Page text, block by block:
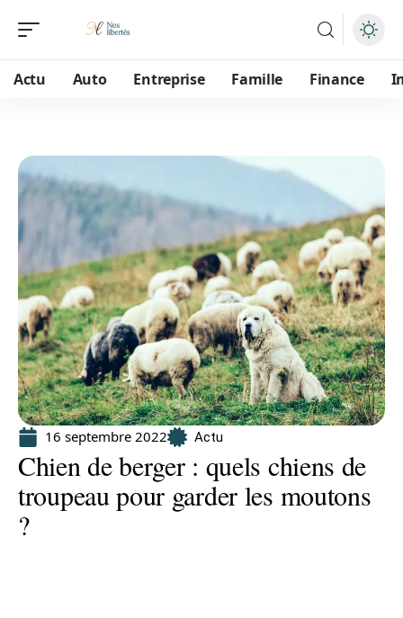
Actu Auto Entreprise Famille Finance
16 septembre 2022 Actu
Chien de berger : quels chiens de
troupeau pour garder les moutons
?